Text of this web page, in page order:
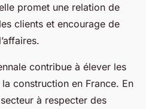
promet une relation de
clients et encourage de
contribue à élever les
la construction en France. En
à respecter des